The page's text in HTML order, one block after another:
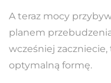
A teraz mocy
planem przebudzenia
wcześniej
optymalną formę.